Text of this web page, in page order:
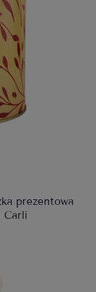
prezentowa
Carli